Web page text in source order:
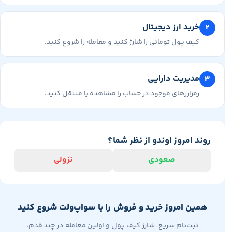
خرید ارز دیجیتال
کیف پول تومانی را شارژ کنید و معامله را شروع کنید.
مدیریت دارایی
رمزارزهای موجود در حساب را مشاهده یا منتقل کنید.
امروز اوندو از نظر شما؟
صعودی نزولی
همین امروز خرید و فروش را با سواپ‌ولت شروع کنید
ثبت‌نام سریع، شارژ کیف پول و اولین معامله در چند قدم.